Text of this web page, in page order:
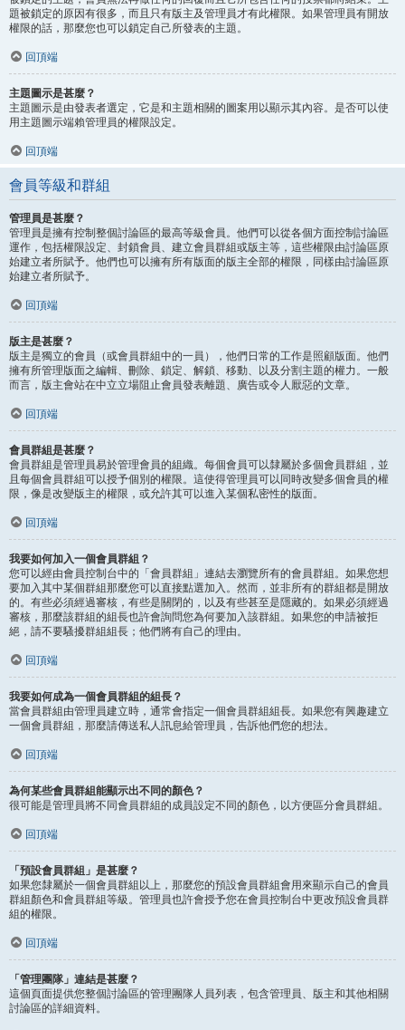
題被鎖定的原因有很多，而且只有版主及管理員才有此權限。如果管理員有開放
權限的話，那麼您也可以鎖定自己所發表的主題。
回頂端
主題圖示是甚麼？
主題圖示是由發表者選定，它是和主題相關的圖案用以顯示其內容。是否可以使
用主題圖示端賴管理員的權限設定。
回頂端
會員等級和群組
管理員是甚麼？
管理員是擁有控制整個討論區的最高等級會員。他們可以從各個方面控制討論區
運作，包括權限設定、封鎖會員、建立會員群組或版主等，這些權限由討論區原
始建立者所賦予。他們也可以擁有所有版面的版主全部的權限，同樣由討論區原
始建立者所賦予。
回頂端
版主是甚麼？
版主是獨立的會員（或會員群組中的一員），他們日常的工作是照顧版面。他們
擁有所管理版面之編輯、刪除、鎖定、解鎖、移動、以及分割主題的權力。一般
而言，版主會站在中立立場阻止會員發表離題、廣告或令人厭惡的文章。
回頂端
會員群組是甚麼？
會員群組是管理員易於管理會員的組織。每個會員可以隸屬於多個會員群組，並
且每個會員群組可以授予個別的權限。這使得管理員可以同時改變多個會員的權
限，像是改變版主的權限，或允許其可以進入某個私密性的版面。
回頂端
我要如何加入一個會員群組？
您可以經由會員控制台中的「會員群組」連結去瀏覽所有的會員群組。如果您想
要加入其中某個群組那麼您可以直接點選加入。然而，並非所有的群組都是開放
的。有些必須經過審核，有些是關閉的，以及有些甚至是隱藏的。如果必須經過
審核，那麼該群組的組長也許會詢問您為何要加入該群組。如果您的申請被拒
絕，請不要騷擾群組組長；他們將有自己的理由。
回頂端
我要如何成為一個會員群組的組長？
當會員群組由管理員建立時，通常會指定一個會員群組組長。如果您有興趣建立
一個會員群組，那麼請傳送私人訊息給管理員，告訴他們您的想法。
回頂端
為何某些會員群組能顯示出不同的顏色？
很可能是管理員將不同會員群組的成員設定不同的顏色，以方便區分會員群組。
回頂端
「預設會員群組」是甚麼？
如果您隸屬於一個會員群組以上，那麼您的預設會員群組會用來顯示自己的會員
群組顏色和會員群組等級。管理員也許會授予您在會員控制台中更改預設會員群
組的權限。
回頂端
「管理團隊」連結是甚麼？
這個頁面提供您整個討論區的管理團隊人員列表，包含管理員、版主和其他相關
討論區的詳細資料。